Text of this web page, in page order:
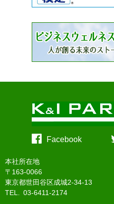
Facebook
本社所在地
〒163-0066
東京都世田谷区成城2-34-13
TEL. 03-6411-2174